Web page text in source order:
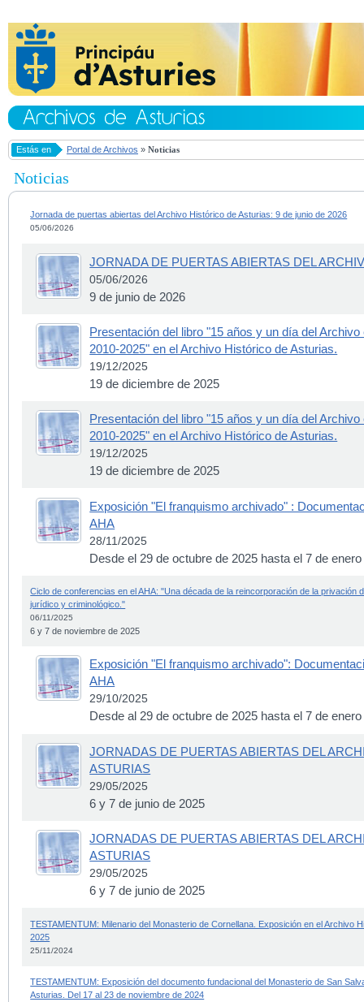
Estás en Portal de Archivos » Noticias
Noticias
Jornada de puertas abiertas del Archivo Histórico de Asturias: 9 de junio de 2026
05/06/2026
JORNADA DE PUERTAS ABIERTAS DEL
05/06/2026
9 de junio de 2026
Presentación del libro "15 años y un día del
2010-2025" en el Archivo Histórico de Asturias.
19/12/2025
19 de diciembre de 2025
Presentación del libro "15 años y un día del
2010-2025" en el Archivo Histórico de Asturias.
19/12/2025
19 de diciembre de 2025
Exposición "El franquismo archivado" :
AHA
28/11/2025
Desde el 29 de octubre de 2025 hasta el 7 de
Ciclo de conferencias en el AHA: "Una década de la reincorporación de la privación
jurídico y criminológico."
06/11/2025
6 y 7 de noviembre de 2025
Exposición "El franquismo archivado":
AHA
29/10/2025
Desde al 29 de octubre de 2025 hasta el 7 de
JORNADAS DE PUERTAS ABIERTAS DEL
ASTURIAS
29/05/2025
6 y 7 de junio de 2025
JORNADAS DE PUERTAS ABIERTAS DEL
ASTURIAS
29/05/2025
6 y 7 de junio de 2025
TESTAMENTUM: Milenario del Monasterio de Cornellana. Exposición en el Archivo
2025
25/11/2024
TESTAMENTUM: Exposición del documento fundacional del Monasterio de San
Asturias. Del 17 al 23 de noviembre de 2024